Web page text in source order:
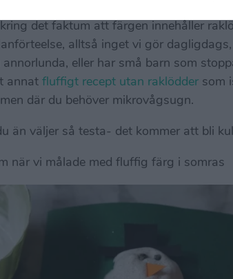
det faktum att färgen innehåller
alltså inget vi gör
annorlunda, eller har små barn som
annat fluffigt recept utan raklödder som
där du behöver mikrovågsugn.
än väljer så testa- det kommer att bli
när vi målade med fluffig färg i somras